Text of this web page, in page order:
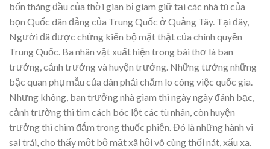
bốn tháng đầu của thời gian bị giam giữ tại các nhà tù của
bọn Quốc dân đảng của Trung Quốc ở Quảng Tây. Tại đây,
Người đã được chứng kiến bộ mặt thật của chính quyền
Trung Quốc. Ba nhân vật xuất hiện trong bài thơ là ban
trưởng, cảnh trưởng và huyện trưởng. Những tưởng những
bậc quan phụ mẫu của dân phải chăm lo công việc quốc gia.
Nhưng không, ban trưởng nhà giam thì ngày ngày đánh bạc,
cảnh trường thì tìm cách bóc lột các tù nhân, còn huyện
trưởng thì chìm đắm trong thuốc phiện. Đó là những hành vi
sai trái, cho thấy một bộ mặt xã hội vô cùng thối nát, xấu xa.